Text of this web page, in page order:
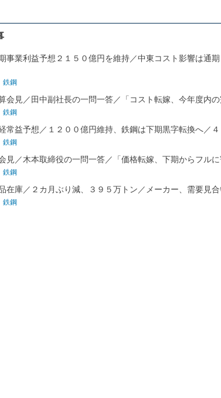
事業利益予想２１５０億円を維持／中東コスト影響は通
鉄鋼
会見／田中副社長の一問一答／「コスト転嫁、今年度内の
鉄鋼
常益予想／１２００億円維持、鉄鋼は下期黒字転換へ／
鉄鋼
見／木本取締役の一問一答／「価格転嫁、下期からフルに
鉄鋼
在庫／２カ月ぶり減、３９５万トン／メーカー、需要見
鉄鋼